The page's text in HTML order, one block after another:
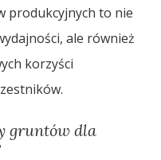
produkcyjnych to nie
ale również
korzyści
gruntów dla